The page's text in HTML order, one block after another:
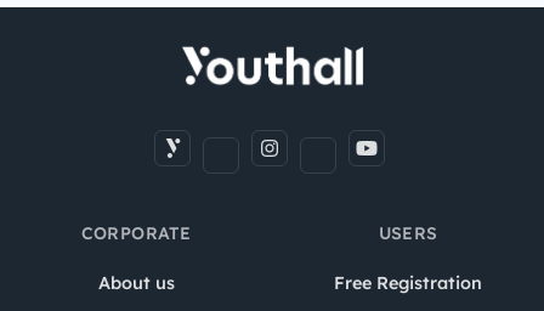
CORPORATE
About us
USERS
Free Registration